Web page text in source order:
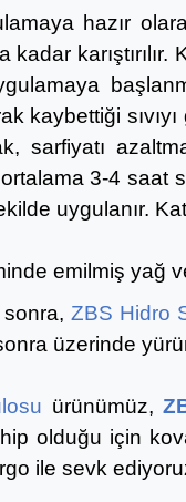
hazır
kaybettiği
sarfiyatı
3-4 saat
uygulanır.
emilmiş yağ
sonra, ZBS Hidro
üzerinde
ürünümüz,
olduğu için
ile sevk